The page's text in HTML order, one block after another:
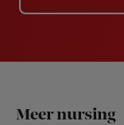
Footer
Meer nursing